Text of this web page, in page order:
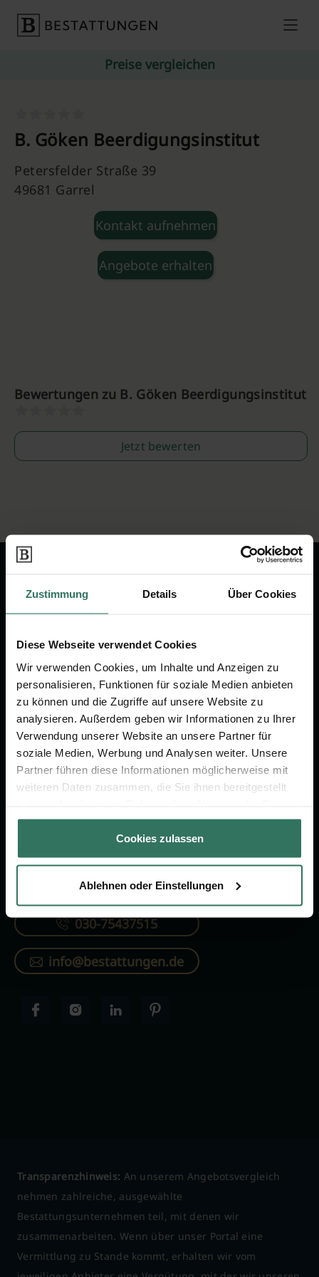
Zustimmung Details Über Cookies
Diese Webseite verwendet Cookies
Wir verwenden Cookies, um Inhalte und Anzeigen zu
personalisieren, Funktionen für soziale Medien anbieten
zu können und die Zugriffe auf unsere Website zu
analysieren. Außerdem geben wir Informationen zu Ihrer
Verwendung unserer Website an unsere Partner für
soziale Medien, Werbung und Analysen weiter. Unsere
Partner führen diese Informationen möglicherweise mit
weiteren Daten zusammen, die Sie ihnen bereitgestellt
gesammelt haben.
Cookies zulassen
Ablehnen oder Einstellungen
Preise vergleichen
B. Göken Beerdigungsinstitut
Petersfelder Straße 39
49681 Garrel
Kontakt aufnehmen
Angebote erhalten
Bewertungen zu B. Göken Beerdigungsinstitut
Jetzt bewerten
Wir sind Ihr Ansprechpartner rund
Vorsorge.
Jetzt beraten lassen
FÜR SIE
Vergleich
Verzeichnis
FÜR BESTATTER
Online-Portal
KONTAKTIEREN SIE UNS
030-75437515
info@bestattungen.de
Transparenzhinweis: An unserem Angebotsvergleich
nehmen zahlreiche, ausgewählte
Bestattungsunternehmen teil, mit denen wir
zusammenarbeiten. Wenn über unser Portal eine
Vermittlung zu Stande kommt, erhalten wir vom